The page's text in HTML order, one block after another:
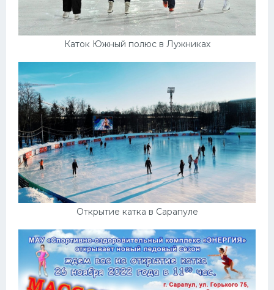
Каток Южный полюс в Лужниках
Открытие катка в Сарапуле